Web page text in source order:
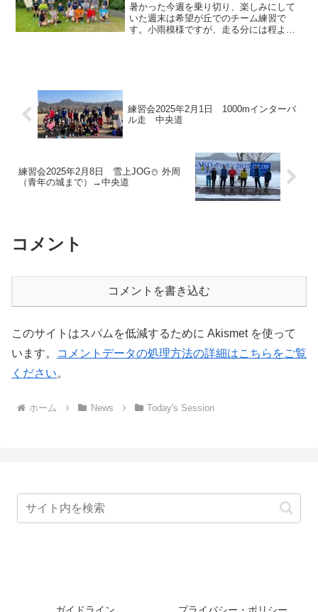
暑かった今週を乗り切り、楽しみにして
いた週末は希望が丘でのチーム練習で
す。小雨模様ですが、走る分には程よい
練習会2025年2月1日 1000mインターバ
ル走 中央道
練習会2025年2月8日 雪上JOG⛄️ 外周
（青年の城まで）→中央道
コメント
コメントを書き込む
このサイトはスパムを低減するために Akismet を使って
います。
コメントデータの処理方法の詳細はこちらをご覧
ください。
ホーム News Today's Session
ガイドライン プライバシー・ポリシー